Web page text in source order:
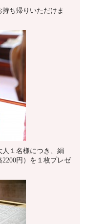
ち帰りいただけま
１名様につき、絹
円）を１枚プレゼ